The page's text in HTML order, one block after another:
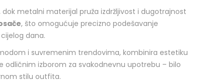
metalni materijal pruža izdržljivost i dugotrajnost
, što omogućuje precizno podešavanje
dana.
i suvremenim trendovima, kombinira estetiku
odličnim izborom za svakodnevnu upotrebu – bilo
stilu outfita.